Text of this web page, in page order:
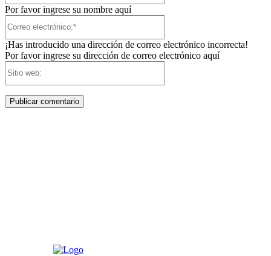
Por favor ingrese su nombre aquí
¡Has introducido una dirección de correo electrónico incorrecta!
Por favor ingrese su dirección de correo electrónico aquí